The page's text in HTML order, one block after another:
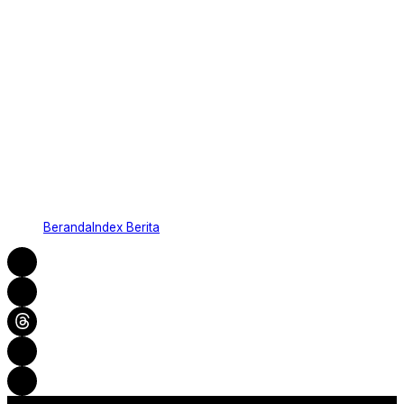
Beranda Index Berita